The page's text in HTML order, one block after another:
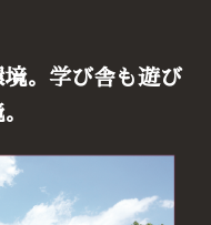
。学び舎も遊び